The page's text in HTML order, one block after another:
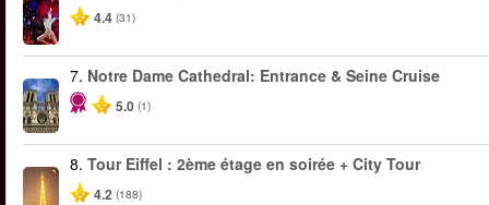
4.4 (31)
7. Notre Dame Cathedral: Entrance & Seine Cruise
5.0 (1)
8. Tour Eiffel : 2ème étage en soirée + City Tour
4.2 (188)